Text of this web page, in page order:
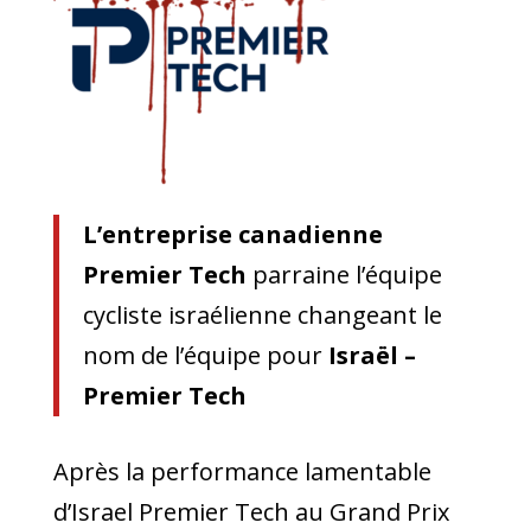
L’entreprise canadienne
Premier Tech parraine l’équipe
cycliste israélienne changeant le
nom de l’équipe pour Israël –
Premier Tech
Après la performance lamentable
d’Israel Premier Tech au Grand Prix